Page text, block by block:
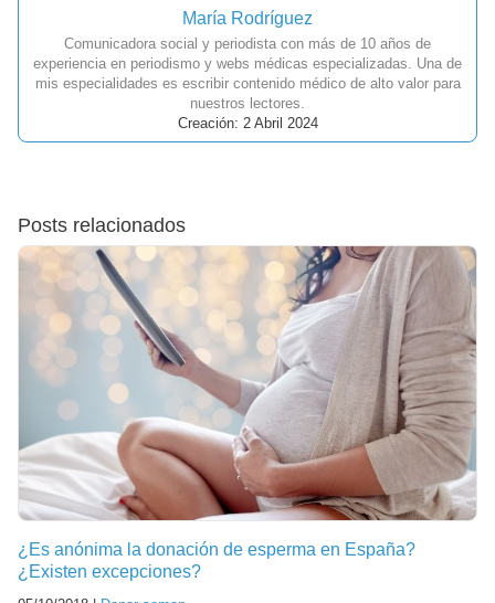
María Rodríguez
Comunicadora social y periodista con más de 10 años de
experiencia en periodismo y webs médicas especializadas. Una de
mis especialidades es escribir contenido médico de alto valor para
nuestros lectores.
Creación: 2 Abril 2024
Posts relacionados
¿Es anónima la donación de esperma en España?
¿Existen excepciones?